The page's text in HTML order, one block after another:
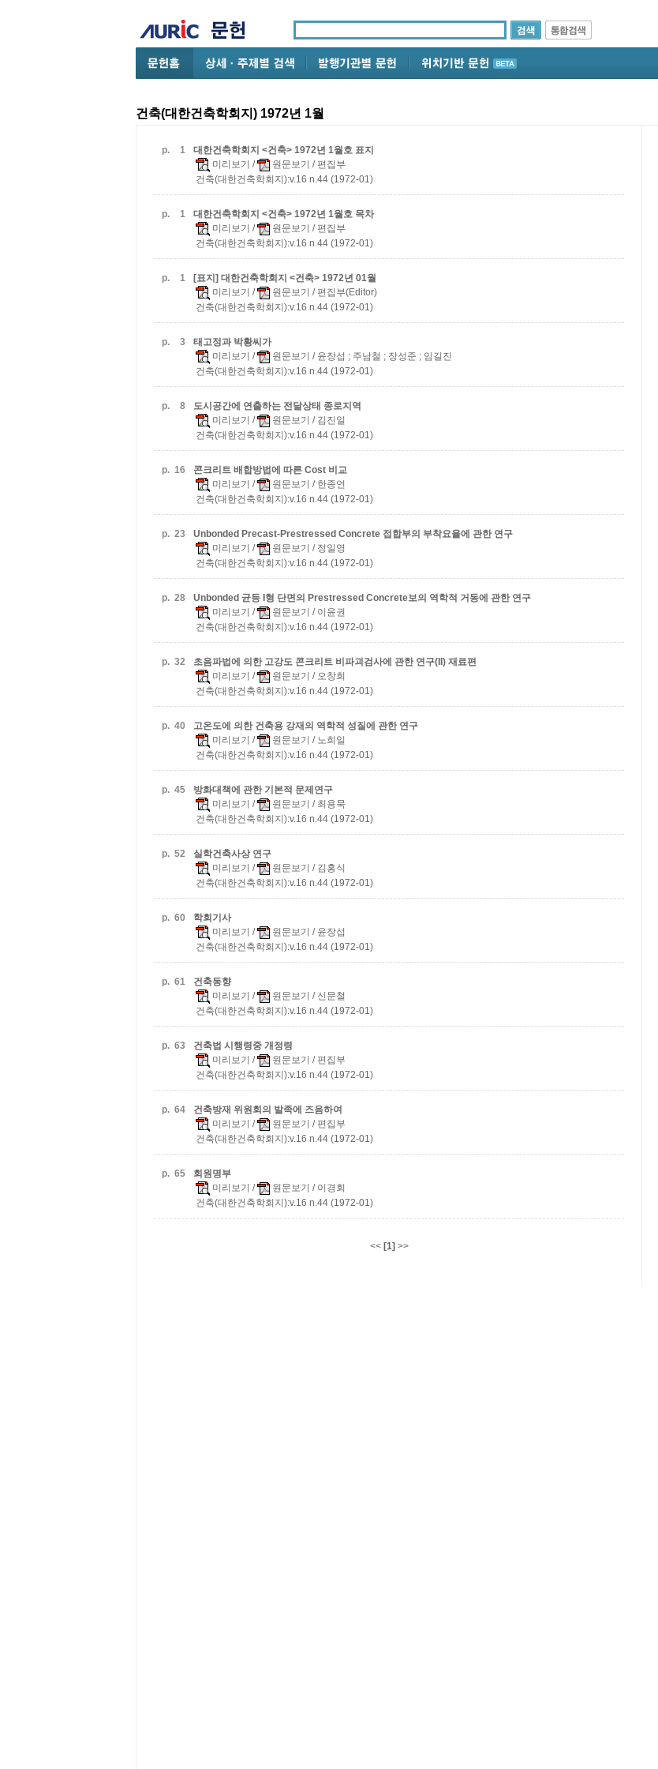
건축(대한건축학회지) 1972년 1월
p. 1
대한건축학회지 <건축> 1972년 1월호 표지
미리보기 / 원문보기 / 편집부
건축(대한건축학회지):v.16 n.44 (1972-01)
p. 1
대한건축학회지 <건축> 1972년 1월호 목차
미리보기 / 원문보기 / 편집부
건축(대한건축학회지):v.16 n.44 (1972-01)
p. 1
[표지] 대한건축학회지 <건축> 1972년 01월
미리보기 / 원문보기 / 편집부(Editor)
건축(대한건축학회지):v.16 n.44 (1972-01)
p. 3
태고정과 박황씨가
미리보기 / 원문보기 / 윤장섭 ; 주남철 ; 장성준 ; 임길진
건축(대한건축학회지):v.16 n.44 (1972-01)
p. 8 도시공간에 연출하는 전달상태 종로지역
미리보기 / 원문보기 / 김진일
건축(대한건축학회지):v.16 n.44 (1972-01)
p. 16
콘크리트 배합방법에 따른 Cost 비교
미리보기 / 원문보기 / 한종언
건축(대한건축학회지):v.16 n.44 (1972-01)
p. 23
Unbonded Precast-Prestressed Concrete 접합부의 부착요율에 관한 연구
미리보기 / 원문보기 / 정일영
건축(대한건축학회지):v.16 n.44 (1972-01)
p. 28
Unbonded 균등 I형 단면의 Prestressed Concrete보의 역학적 거동에 관한 연구
미리보기 / 원문보기 / 이윤권
건축(대한건축학회지):v.16 n.44 (1972-01)
p. 32 초음파법에 의한 고강도 콘크리트 비파괴검사에 관한 연구(II) 재료편
미리보기 / 원문보기 / 오창희
건축(대한건축학회지):v.16 n.44 (1972-01)
p. 40
고온도에 의한 건축용 강재의 역학적 성질에 관한 연구
미리보기 / 원문보기 / 노희일
건축(대한건축학회지):v.16 n.44 (1972-01)
p. 45
방화대책에 관한 기본적 문제연구
미리보기 / 원문보기 / 최용묵
건축(대한건축학회지):v.16 n.44 (1972-01)
p. 52
실학건축사상 연구
미리보기 / 원문보기 / 김홍식
건축(대한건축학회지):v.16 n.44 (1972-01)
p. 60
학회기사
미리보기 / 원문보기 / 윤장섭
건축(대한건축학회지):v.16 n.44 (1972-01)
p. 61
건축동향
미리보기 / 원문보기 / 신문철
건축(대한건축학회지):v.16 n.44 (1972-01)
p. 63
건축법 시행령중 개정령
미리보기 / 원문보기 / 편집부
건축(대한건축학회지):v.16 n.44 (1972-01)
p. 64
건축방재 위원회의 발족에 즈음하여
미리보기 / 원문보기 / 편집부
건축(대한건축학회지):v.16 n.44 (1972-01)
p. 65
회원명부
미리보기 / 원문보기 / 이경회
건축(대한건축학회지):v.16 n.44 (1972-01)
<< [1] >>